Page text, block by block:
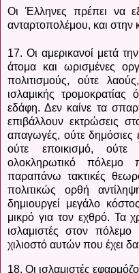
Οι Έλληνες πρέπει να
ανταρτοπολέμου, και στην
17. Οι αμερικανοί μετά
άτομα και ωρισμένες
πολιτισμούς, ούτε
ισλαμικής
εδάφη. Δεν καίνε τα
επιβάλλουν εκτρώσεις
απαγωγές, ούτε δημόσιες
ούτε εποικισμό,
ολοκληρωτικό πόλεμο
παραπάνω τακτικές
πολιτικώς ορθή
δημιουργεί μεγάλο
μικρό για τον εχθρό. Τα
ισλαμιστές στον
χιλιοστό αυτών που έχει
18. Οι ισλαμιστές